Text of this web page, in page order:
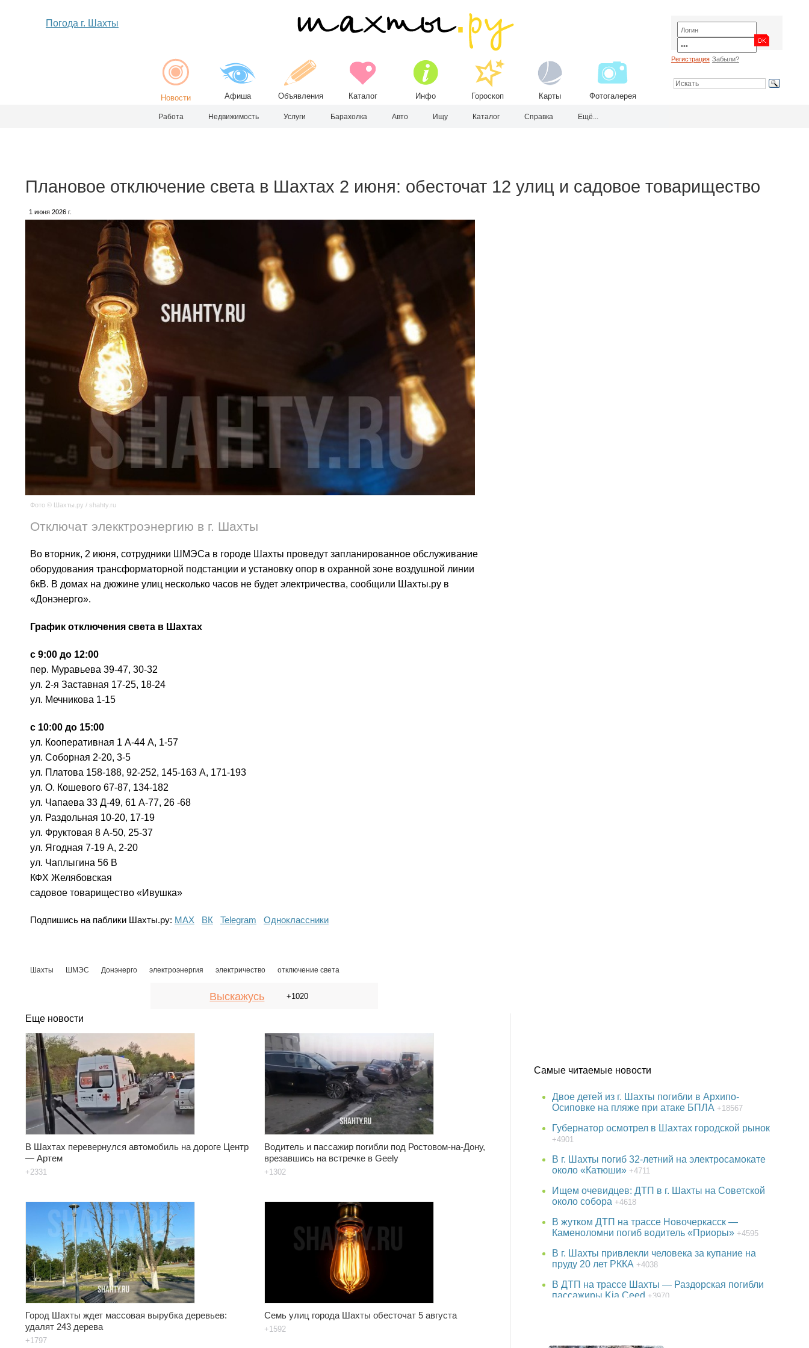
Погода г. Шахты
Новости Афиша Объявления Каталог Инфо Гороскоп Карты Фотогалерея
Регистрация Забыли?
Работа Недвижимость Услуги Барахолка Авто Ищу Каталог Справка Ещё...
Плановое отключение света в Шахтах 2 июня: обесточат 12 улиц и садовое товарищество
1 июня 2026 г.
Фото © Шахты.ру / shahty.ru
Отключат элекктроэнергию в г. Шахты
Во вторник, 2 июня, сотрудники ШМЭСа в городе Шахты проведут запланированное обслуживание
оборудования трансформаторной подстанции и установку опор в охранной зоне воздушной линии
6кВ. В домах на дюжине улиц несколько часов не будет электричества, сообщили Шахты.ру в
«Донэнерго».
График отключения света в Шахтах
с 9:00 до 12:00
пер. Муравьева 39-47, 30-32
ул. 2-я Заставная 17-25, 18-24
ул. Мечникова 1-15
с 10:00 до 15:00
ул. Кооперативная 1 А-44 А, 1-57
ул. Соборная 2-20, 3-5
ул. Платова 158-188, 92-252, 145-163 А, 171-193
ул. О. Кошевого 67-87, 134-182
ул. Чапаева 33 Д-49, 61 А-77, 26 -68
ул. Раздольная 10-20, 17-19
ул. Фруктовая 8 А-50, 25-37
ул. Ягодная 7-19 А, 2-20
ул. Чаплыгина 56 В
КФХ Желябовская
садовое товарищество «Ивушка»
Подпишись на паблики Шахты.ру: МАХ ВК Telegram Одноклассники
Шахты ШМЭС Донэнерго электроэнергия электричество отключение света
Выскажусь +1020
Еще новости
В Шахтах перевернулся автомобиль на дороге Центр
— Артем
+2331
Водитель и пассажир погибли под Ростовом-на-Дону,
врезавшись на встречке в Geely
+1302
Город Шахты ждет массовая вырубка деревьев:
удалят 243 дерева
+1797
Семь улиц города Шахты обесточат 5 августа
+1592
Самые читаемые новости
Двое детей из г. Шахты погибли в Архипо-
Осиповке на пляже при атаке БПЛА +18567
Губернатор осмотрел в Шахтах городской рынок
+4901
В г. Шахты погиб 32-летний на электросамокате
около «Катюши» +4711
Ищем очевидцев: ДТП в г. Шахты на Советской
около собора +4618
В жутком ДТП на трассе Новочеркасск —
Каменоломни погиб водитель «Приоры» +4595
В г. Шахты привлекли человека за купание на
пруду 20 лет РККА +4038
В ДТП на трассе Шахты — Раздорская погибли
пассажиры Kia Ceed +3970